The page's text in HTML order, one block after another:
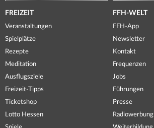
FREIZEIT
Veranstaltungen
Spielplätze
Rezepte
Meditation
Ausflugsziele
Freizeit-Tipps
Ticketshop
Lotto Hessen
FFH-WELT
FFH-App
Newsletter
Kontakt
Frequenzen
Jobs
Führungen
Presse
Radiowerbung